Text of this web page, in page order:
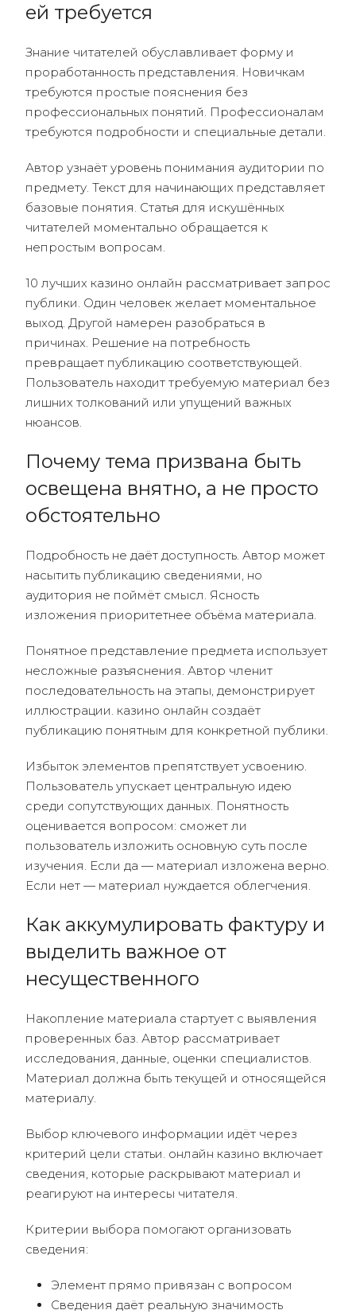
ей требуется
Знание читателей обуславливает форму и
проработанность представления. Новичкам
требуются простые пояснения без
профессиональных понятий. Профессионалам
требуются подробности и специальные детали.
Автор узнаёт уровень понимания аудитории по
предмету. Текст для начинающих представляет
базовые понятия. Статья для искушённых
читателей моментально обращается к
непростым вопросам.
10 лучших казино онлайн рассматривает запрос
публики. Один человек желает моментальное
выход. Другой намерен разобраться в
причинах. Решение на потребность
превращает публикацию соответствующей.
Пользователь находит требуемую материал без
лишних толкований или упущений важных
нюансов.
Почему тема призвана быть
освещена внятно, а не просто
обстоятельно
Подробность не даёт доступность. Автор может
насытить публикацию сведениями, но
аудитория не поймёт смысл. Ясность
изложения приоритетнее объёма материала.
Понятное представление предмета использует
несложные разъяснения. Автор членит
последовательность на этапы, демонстрирует
иллюстрации. казино онлайн создаёт
публикацию понятным для конкретной публики.
Избыток элементов препятствует усвоению.
Пользователь упускает центральную идею
среди сопутствующих данных. Понятность
оценивается вопросом: сможет ли
пользователь изложить основную суть после
изучения. Если да — материал изложена верно.
Если нет — материал нуждается облегчения.
Как аккумулировать фактуру и
выделить важное от
несущественного
Накопление материала стартует с выявления
проверенных баз. Автор рассматривает
исследования, данные, оценки специалистов.
Материал должна быть текущей и относящейся
материалу.
Выбор ключевого информации идёт через
критерий цели статьи. онлайн казино включает
сведения, которые раскрывают материал и
реагируют на интересы читателя.
Критерии выбора помогают организовать
сведения:
Элемент прямо привязан с вопросом
Сведения даёт реальную значимость